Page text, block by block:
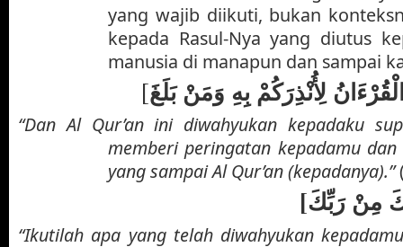
yang wajib diikuti, bukan
kepada Rasul-Nya yang diutus
manusia di manapun dan sampai
لِأُنْذِرَكُمْ بِهِ وَمَنْ بَلَغَ[
“Dan Al Qur’an ini diwahyukan kepadaku
memberi peringatan kepadamu
yang sampai Al Qur’an (kepadanya).”
مِنْ رَبِّكَ[
“Ikutilah apa yang telah diwahyukan